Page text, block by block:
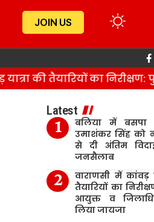
JOIN US
की तैयारियों का निरीक्षण:
Latest
बलिया में बसपा
उमाशंकर सिंह को
से दी अंतिम
जनसैलाब
वाराणसी में कांवड़
तैयारियों का
आयुक्त व
लिया जायजा